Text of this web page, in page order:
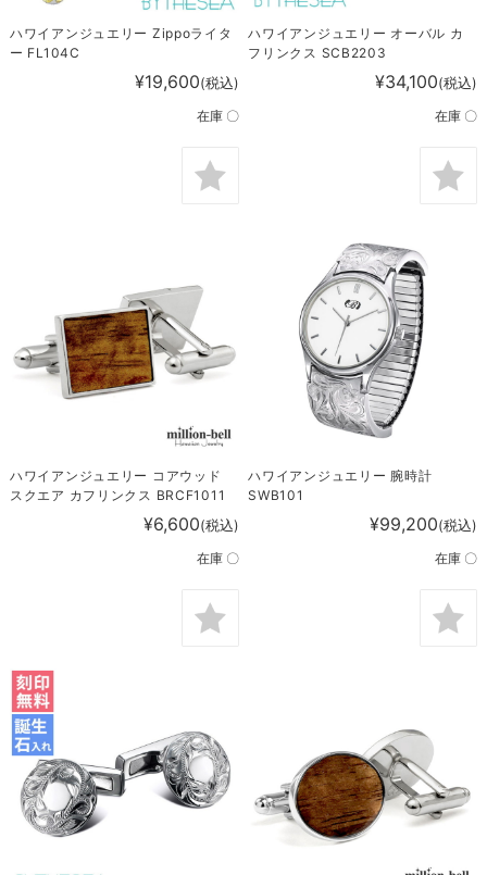
ハワイアンジュエリー Zippoライタ
ー FL104C
¥19,600(税込)
在庫 〇
ハワイアンジュエリー オーバル カ
フリンクス SCB2203
¥34,100(税込)
在庫 〇
ハワイアンジュエリー コアウッド
スクエア カフリンクス BRCF1011
¥6,600(税込)
在庫 〇
ハワイアンジュエリー 腕時計
SWB101
¥99,200(税込)
在庫 〇